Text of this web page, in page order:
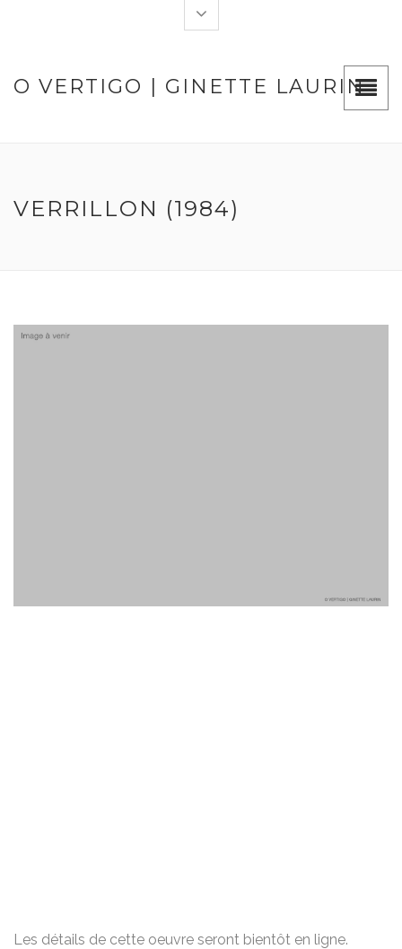
O VERTIGO | GINETTE LAURIN
VERRILLON (1984)
Les détails de cette oeuvre seront bientôt en ligne.